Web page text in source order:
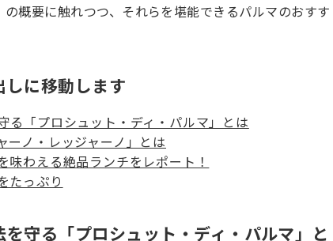
概要に触れつつ、それらを堪能できるパルマのおすす
しに移動します
る「プロシュット・ディ・パルマ」とは
ーノ・レッジャーノ」とは
味わえる絶品ランチをレポート！
たっぷり
守る「プロシュット・ディ・パルマ」と